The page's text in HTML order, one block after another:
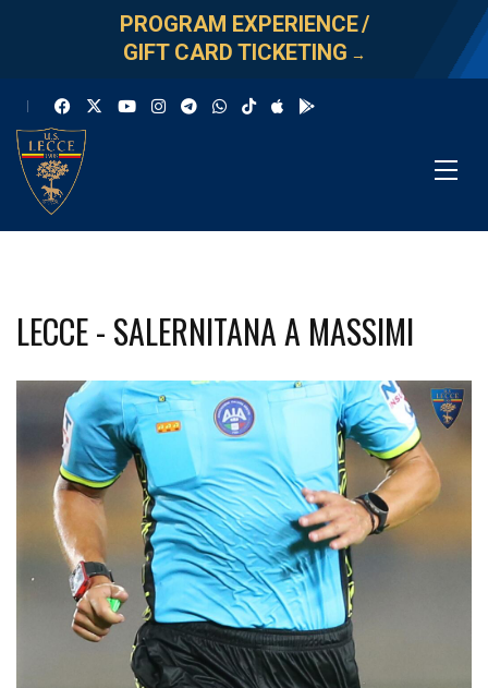
PROGRAM EXPERIENCE/
GIFT CARD TICKETING →
LECCE - SALERNITANA A MASSIMI